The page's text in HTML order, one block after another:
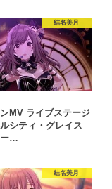
結名美月
ンMV ライブステージ
シティ・グレイス
ー…
結名美月